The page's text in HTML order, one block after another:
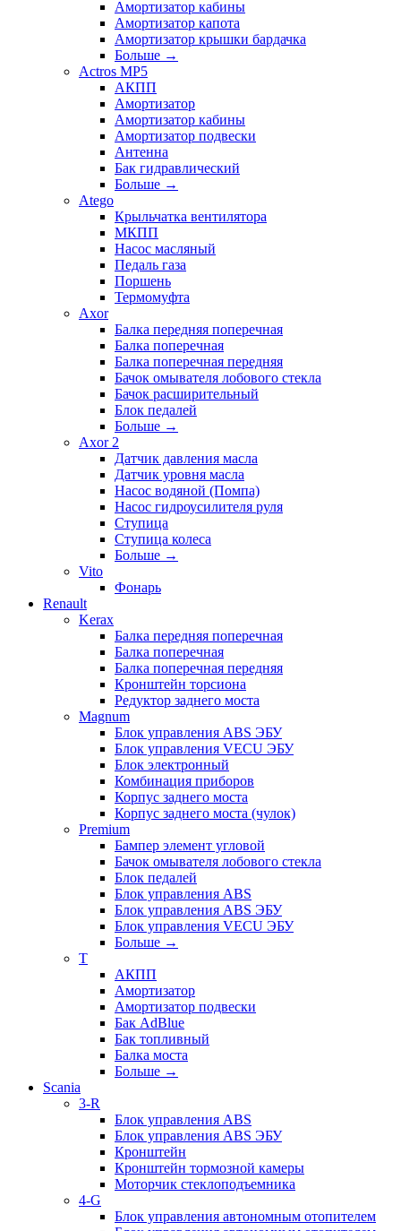
Амортизатор кабины
Амортизатор капота
Амортизатор крышки бардачка
Больше →
Actros MP5
АКПП
Амортизатор
Амортизатор кабины
Амортизатор подвески
Антенна
Бак гидравлический
Больше →
Atego
Крыльчатка вентилятора
МКПП
Насос масляный
Педаль газа
Поршень
Термомуфта
Axor
Балка передняя поперечная
Балка поперечная
Балка поперечная передняя
Бачок омывателя лобового стекла
Бачок расширительный
Блок педалей
Больше →
Axor 2
Датчик давления масла
Датчик уровня масла
Насос водяной (Помпа)
Насос гидроусилителя руля
Ступица
Ступица колеса
Больше →
Vito
Фонарь
Renault
Kerax
Балка передняя поперечная
Балка поперечная
Балка поперечная передняя
Кронштейн торсиона
Редуктор заднего моста
Magnum
Блок управления ABS ЭБУ
Блок управления VECU ЭБУ
Блок электронный
Комбинация приборов
Корпус заднего моста
Корпус заднего моста (чулок)
Premium
Бампер элемент угловой
Бачок омывателя лобового стекла
Блок педалей
Блок управления ABS
Блок управления ABS ЭБУ
Блок управления VECU ЭБУ
Больше →
T
АКПП
Амортизатор
Амортизатор подвески
Бак AdBlue
Бак топливный
Балка моста
Больше →
Scania
3-R
Блок управления ABS
Блок управления ABS ЭБУ
Кронштейн
Кронштейн тормозной камеры
Моторчик стеклоподъемника
4-G
Блок управления автономным отопителем